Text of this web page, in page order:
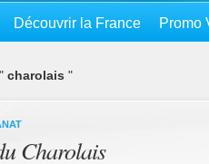
Découvrir la France Promo
charolais "
Charolais